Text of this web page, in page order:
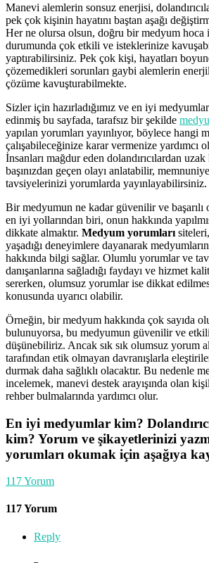
Manevi alemlerin sonsuz enerjisi,
pek çok kişinin hayatını baştan aşağı
Her ne olursa olsun, doğru bir medyum hoca
durumunda çok etkili ve isteklerinize
yaptırabilirsiniz. Pek çok kişi, hayatları
çözemedikleri sorunları gaybi alemlerin
çözüme kavuşturabilmekte.
Sizler için hazırladığımız ve en iyi
edinmiş bu sayfada, tarafsız bir şekilde
yapılan yorumları yayınlıyor, böylece hangi
çalışabileceğinize karar vermenize yardımcı
İnsanları mağdur eden dolandırıcılardan
başınızdan geçen olayı anlatabilir,
tavsiyelerinizi yorumlarda yayınlayabilirsiniz.
Bir medyumun ne kadar güvenilir ve başarılı
en iyi yollarından biri, onun hakkında
dikkate almaktır. Medyum yorumları
yaşadığı deneyimlere dayanarak
hakkında bilgi sağlar. Olumlu yorumlar ve
danışanlarına sağladığı faydayı ve hizmet
sererken, olumsuz yorumlar ise dikkat
konusunda uyarıcı olabilir.
Örneğin, bir medyum hakkında çok sayıda
bulunuyorsa, bu medyumun güvenilir ve
düşünebiliriz. Ancak sık sık olumsuz yorum
tarafından etik olmayan davranışlarla
durmak daha sağlıklı olacaktır. Bu nedenle
incelemek, manevi destek arayışında olan
rehber bulmalarında yardımcı olur.
En iyi medyumlar kim?
kim? Yorum ve şikayetlerinizi
yorumları okumak için aşağıya
117Yorum
117 Yorum
Reply